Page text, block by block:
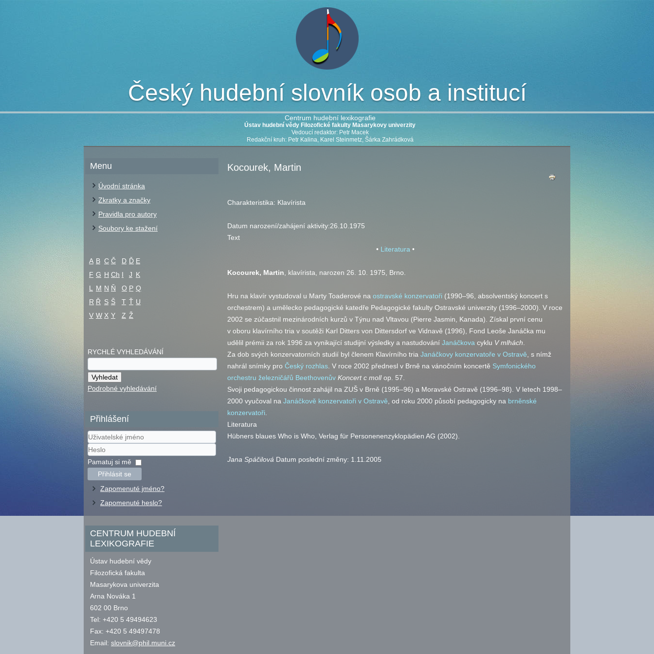
Český hudební slovník osob a institucí
Centrum hudební lexikografie
Ústav hudební vědy Filozofické fakulty Masarykovy univerzity
Vedoucí redaktor: Petr Macek
Redakční kruh: Petr Kalina, Karel Steinmetz, Šárka Zahrádková
Menu
Úvodní stránka
Zkratky a značky
Pravidla pro autory
Soubory ke stažení
A B C Č D Ď E
F G H Ch I J K
L
M N Ň O P Q
R Ř S Š T Ť U
V W X Y Z Ž
RYCHLÉ VYHLEDÁVÁNÍ
Podrobné vyhledávání
Přihlášení
Uživatelské
jméno
Heslo
Pamatuj si mě
Přihlásit se
Zapomenuté jméno?
Zapomenuté heslo?
CENTRUM HUDEBNÍ
LEXIKOGRAFIE
Ústav hudební vědy
Filozofická fakulta
Masarykova univerzita
Arna Nováka 1
602 00 Brno
Tel: +420 5 49494623
Fax: +420 5 49497478
Email: slovnik@phil.muni.cz
Kocourek, Martin
Charakteristika: Klavírista
Datum narození/zahájení aktivity:26.10.1975
Text
• Literatura •
Kocourek, Martin , klavírista, narozen 26. 10. 1975, Brno.
Hru na klavír vystudoval u Marty Toaderové na ostravské konzervatoři (1990–96, absolventský koncert s
orchestrem) a umělecko pedagogické katedře Pedagogické fakulty Ostravské univerzity (1996–2000). V roce
2002 se zúčastnil mezinárodních kurzů v Týnu nad Vltavou (Pierre Jasmin, Kanada). Získal první cenu
v oboru klavírního tria v soutěži Karl Ditters von Dittersdorf ve Vidnavě (1996), Fond Leoše Janáčka mu
udělil prémii za rok 1996 za vynikající studijní výsledky a nastudování Janáčkova cyklu V mlhách
Za dob svých konzervatorních studií byl členem Klavírního tria Janáčkovy konzervatoře v Ostravě , s nímž
nahrál snímky pro Český rozhlas . V roce 2002 přednesl v Brně na vánočním koncertě Symfonického
orchestru železničářů Beethovenův Koncert c moll op.
57.
Svoji pedagogickou činnost zahájil na ZUŠ v Brně (1995–96) a Moravské Ostravě (1996–98). V letech 1998–
2000 vyučoval na Janáčkově konzervatoři v Ostravě , od roku 2000 působí pedagogicky na brněnské
konzervatoři
Literatura
Hübners blaues Who is Who, Verlag für Personenenzyklopädien AG (2002).
Jana Spáčilová Datum poslední změny: 1.11.2005